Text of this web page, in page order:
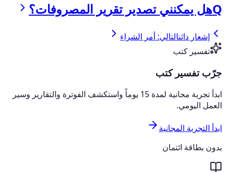
Qهل يمكنني تصدير تقرير المصروفات؟
إشعار دائنالتالي: أمر الشراء
تفسير كتب
جرّب تفسير كتب
ابدأ تجربة مجانية لمدة 15 يوماً واستكشف الفوترة والتقارير وسير
العمل اليومي.
ابدأ التجربة المجانية
بدون بطاقة ائتمان